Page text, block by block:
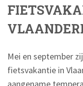
Mei en september
fietsvakantie in
aangename